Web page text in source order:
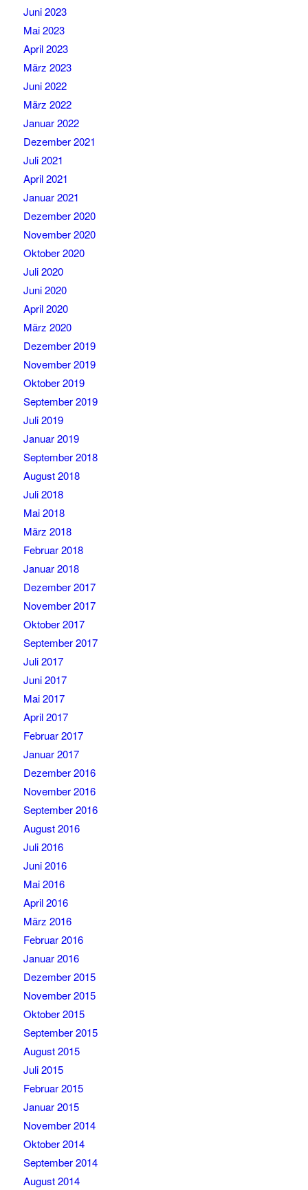
Juni 2023
Mai 2023
April 2023
März 2023
Juni 2022
März 2022
Januar 2022
Dezember 2021
Juli 2021
April 2021
Januar 2021
Dezember 2020
November 2020
Oktober 2020
Juli 2020
Juni 2020
April 2020
März 2020
Dezember 2019
November 2019
Oktober 2019
September 2019
Juli 2019
Januar 2019
September 2018
August 2018
Juli 2018
Mai 2018
März 2018
Februar 2018
Januar 2018
Dezember 2017
November 2017
Oktober 2017
September 2017
Juli 2017
Juni 2017
Mai 2017
April 2017
Februar 2017
Januar 2017
Dezember 2016
November 2016
September 2016
August 2016
Juli 2016
Juni 2016
Mai 2016
April 2016
März 2016
Februar 2016
Januar 2016
Dezember 2015
November 2015
Oktober 2015
September 2015
August 2015
Juli 2015
Februar 2015
Januar 2015
November 2014
Oktober 2014
September 2014
August 2014